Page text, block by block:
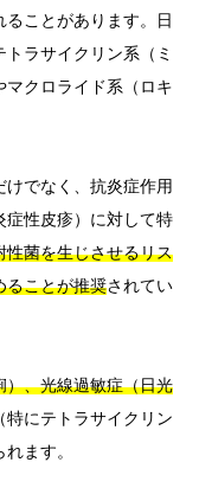
ることがあります。日
ラサイクリン系（ミ
マクロライド系（ロキ
でなく、抗炎症作用
症性皮疹）に対して特
性菌を生じさせるリス
ることが推奨されてい
）、光線過敏症（日光
特にテトラサイクリン
ます。